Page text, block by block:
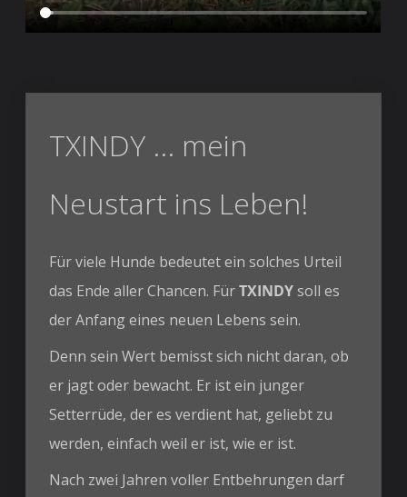
TXINDY ... mein
Neustart ins Leben!
Für viele Hunde bedeutet ein solches Urteil
das Ende aller Chancen. FürTXINDYsoll es
der Anfang eines neuen Lebens sein.
Denn sein Wert bemisst sich nicht daran, ob
er jagt oder bewacht. Er ist ein junger
Setterrüde, der es verdient hat, geliebt zu
werden, einfach weil er ist, wie er ist.
Nach zwei Jahren voller Entbehrungen darf